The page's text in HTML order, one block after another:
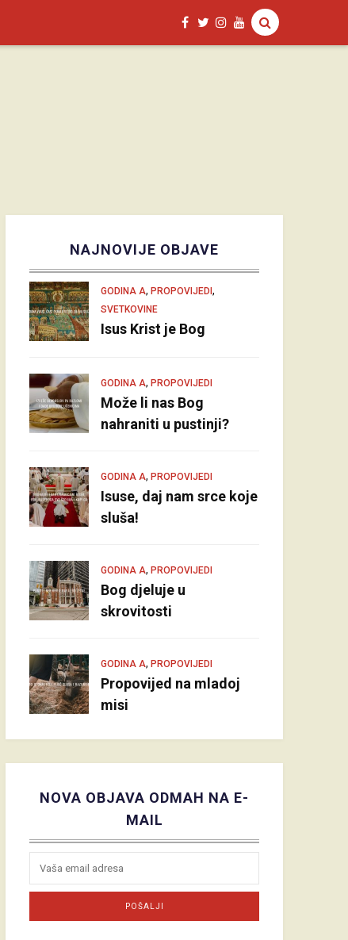
NAJNOVIJE OBJAVE
GODINA A, PROPOVIJEDI ,
SVETKOVINE
Isus Krist je Bog
GODINA A, PROPOVIJEDI
Može li nas Bog
nahraniti u pustinji?
GODINA A, PROPOVIJEDI
Isuse, daj nam srce koje
sluša!
GODINA A, PROPOVIJEDI
Bog djeluje u
skrovitosti
GODINA A, PROPOVIJEDI
Propovijed na mladoj
misi
NOVA OBJAVA ODMAH NA E-
MAIL